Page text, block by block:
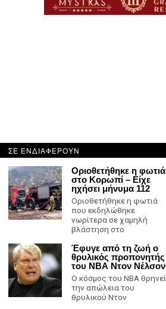
ΣΕ ΕΝΔΙΑΦΕΡΟΥΝ
Οριοθετήθηκε η φωτιά
στο Κορωπί – Είχε
ηχήσει μήνυμα 112
Οριοθετήθηκε η φωτιά
που εκδηλώθηκε
νωρίτερα σε χαμηλή
βλάστηση στο
Έφυγε από τη ζωή ο
θρυλικός προπονητής
του ΝΒΑ Ντον Νέλσον
Ο κόσμος του ΝΒΑ θρηνεί
την απώλεια του
θρυλικού Ντον